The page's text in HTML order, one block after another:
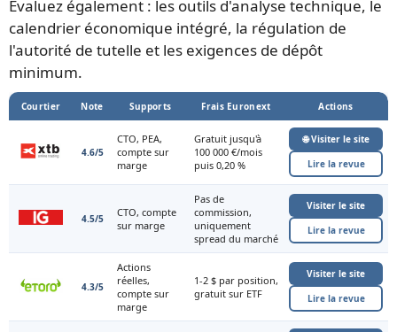
Évaluez également : les outils d'analyse technique, le
calendrier économique intégré, la régulation de
l'autorité de tutelle et les exigences de dépôt
minimum.
Courtier Note Supports Frais Euronext Actions
4.6/5
CTO, PEA,
compte sur
marge
Gratuit jusqu'à
100 000 €/mois
puis 0,20 %
🌐 Visiter le site
Lire la revue
4.5/5
CTO, compte
sur marge
Pas de
commission,
uniquement
spread du marché
Visiter le site
Lire la revue
4.3/5
Actions
réelles,
compte sur
marge
1-2 $ par position,
gratuit sur ETF
Visiter le site
Lire la revue